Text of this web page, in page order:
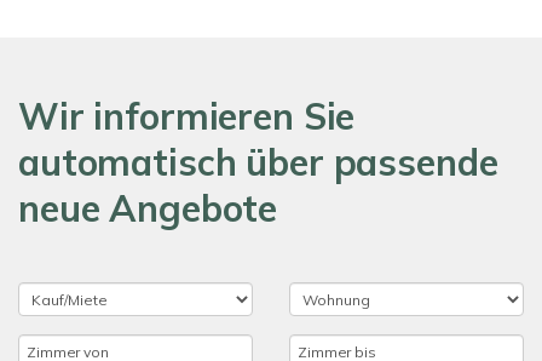
Wir informieren Sie
automatisch über passende
neue Angebote